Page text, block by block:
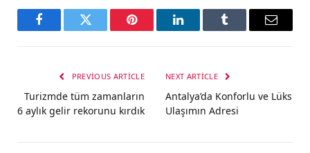
FacebookTwitter Pinterest LinkedInTumblr Email
PREVIOUS ARTICLE
Turizmde tüm zamanların
6 aylık gelir rekorunu kırdık
NEXT ARTICLE
Antalya’da Konforlu ve Lüks
Ulaşımın Adresi